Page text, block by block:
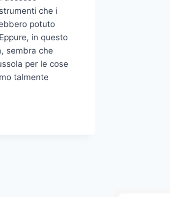
che i
potuto
in questo
sembra che
per le cose
talmente